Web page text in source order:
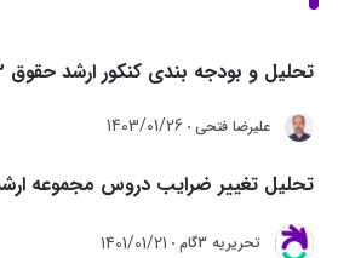
تحلیل و بودجه بندی کنکور ارشد حقوق 1403 + ویدیو
علیرضا فتحی 1403/01/26
تحلیل تغییر ضرایب دروس مجموعه ارشد
تحريريه 3گام 1401/01/21